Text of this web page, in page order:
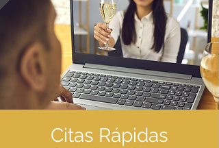
Citas Rápidas